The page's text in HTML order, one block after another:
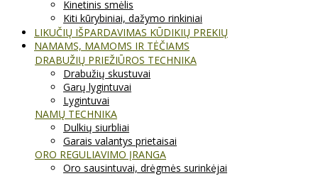
Kinetinis smėlis
Kiti kūrybiniai, dažymo rinkiniai
LIKUČIŲ IŠPARDAVIMAS KŪDIKIŲ PREKIŲ
NAMAMS, MAMOMS IR TĖČIAMS
DRABUŽIŲ PRIEŽIŪROS TECHNIKA
Drabužių skustuvai
Garų lygintuvai
Lygintuvai
NAMŲ TECHNIKA
Dulkių siurbliai
Garais valantys prietaisai
ORO REGULIAVIMO ĮRANGA
Oro sausintuvai, drėgmės surinkėjai